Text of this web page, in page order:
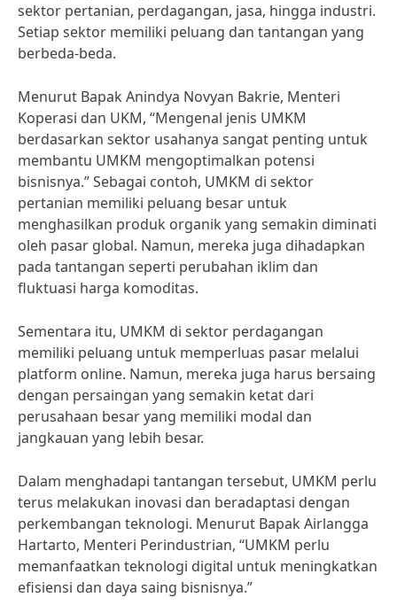
sektor pertanian, perdagangan, jasa, hingga industri.
Setiap sektor memiliki peluang dan tantangan yang
berbeda-beda.
Menurut Bapak Anindya Novyan Bakrie, Menteri
Koperasi dan UKM, “Mengenal jenis UMKM
berdasarkan sektor usahanya sangat penting untuk
membantu UMKM mengoptimalkan potensi
bisnisnya.” Sebagai contoh, UMKM di sektor
pertanian memiliki peluang besar untuk
menghasilkan produk organik yang semakin diminati
oleh pasar global. Namun, mereka juga dihadapkan
pada tantangan seperti perubahan iklim dan
fluktuasi harga komoditas.
Sementara itu, UMKM di sektor perdagangan
memiliki peluang untuk memperluas pasar melalui
platform online. Namun, mereka juga harus bersaing
dengan persaingan yang semakin ketat dari
perusahaan besar yang memiliki modal dan
jangkauan yang lebih besar.
Dalam menghadapi tantangan tersebut, UMKM perlu
terus melakukan inovasi dan beradaptasi dengan
perkembangan teknologi. Menurut Bapak Airlangga
Hartarto, Menteri Perindustrian, “UMKM perlu
memanfaatkan teknologi digital untuk meningkatkan
efisiensi dan daya saing bisnisnya.”